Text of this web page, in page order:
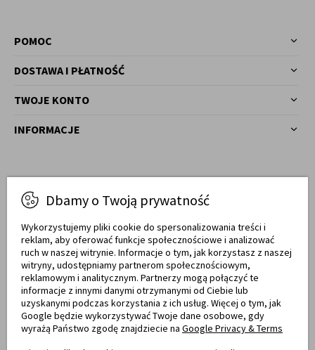
POMOC
DOSTAWA I PŁATNOŚĆ
TWOJE KONTO
INFORMACJE
Masz pytania?
Zadzwoń! 77 540 78 03
Od pon. do pt. w godz. 7:00 - 17:00
sklep@meblemwm.pl
Dbamy o Twoją prywatność
Wykorzystujemy pliki cookie do spersonalizowania treści i
reklam, aby oferować funkcje społecznościowe i analizować
ruch w naszej witrynie. Informacje o tym, jak korzystasz z naszej
witryny, udostępniamy partnerom społecznościowym,
reklamowym i analitycznym. Partnerzy mogą połączyć te
informacje z innymi danymi otrzymanymi od Ciebie lub
uzyskanymi podczas korzystania z ich usług. Więcej o tym, jak
Google będzie wykorzystywać Twoje dane osobowe, gdy
wyrażą Państwo zgodę znajdziecie na Google Privacy & Terms